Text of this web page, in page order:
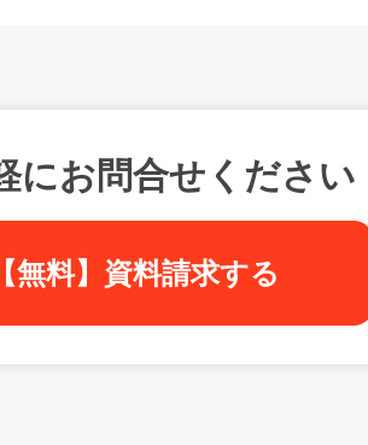
にお問合せください
【無料】資料請求する